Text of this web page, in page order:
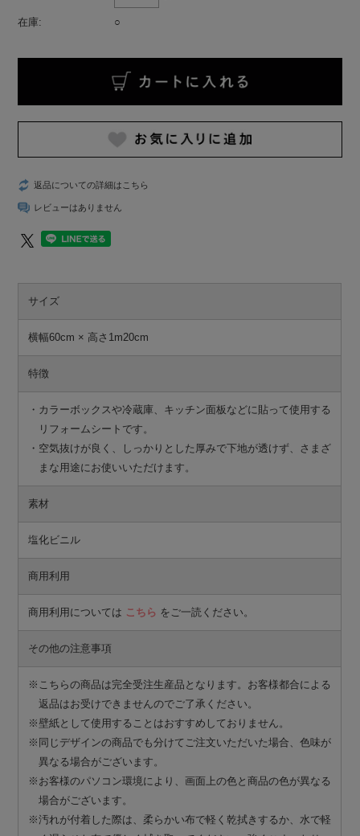
在庫: ○
返品についての詳細はこちら
レビューはありません
サイズ
横幅60cm × 高さ1m20cm
特徴
・カラーボックスや冷蔵庫、キッチン面板などに貼って使用する
リフォームシートです。
・空気抜けが良く、しっかりとした厚みで下地が透けず、さまざ
まな用途にお使いいただけます。
素材
塩化ビニル
商用利用
商用利用については こちら をご一読ください。
その他の注意事項
※こちらの商品は完全受注生産品となります。お客様都合による
返品はお受けできませんのでご了承ください。
※壁紙として使用することはおすすめしておりません。
※同じデザインの商品でも分けてご注文いただいた場合、色味が
異なる場合がございます。
※お客様のパソコン環境により、画面上の色と商品の色が異なる
場合がございます。
※汚れが付着した際は、柔らかい布で軽く乾拭きするか、水で軽